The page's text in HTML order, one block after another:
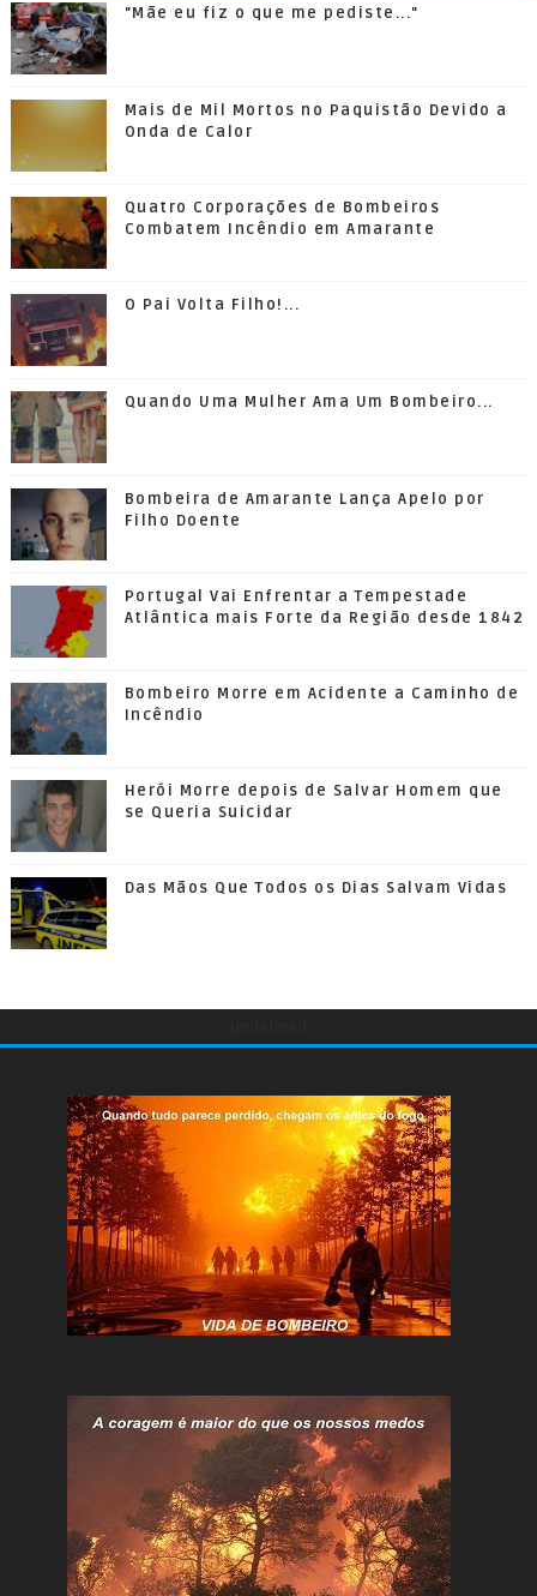
"Mãe eu fiz o que me pediste..."
Mais de Mil Mortos no Paquistão Devido a
Onda de Calor
Quatro Corporações de Bombeiros
Combatem Incêndio em Amarante
O Pai Volta Filho!...
Quando Uma Mulher Ama Um Bombeiro...
Bombeira de Amarante Lança Apelo por
Filho Doente
Portugal Vai Enfrentar a Tempestade
Atlântica mais Forte da Região desde 1842
Bombeiro Morre em Acidente a Caminho de
Incêndio
Herói Morre depois de Salvar Homem que
se Queria Suicidar
Das Mãos Que Todos os Dias Salvam Vidas